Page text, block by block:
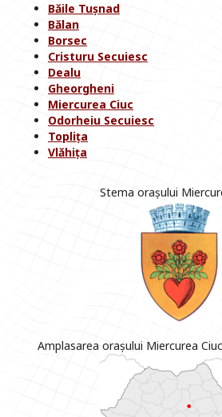
Băile Tușnad
Bălan
Borsec
Cristuru Secuiesc
Dealu
Gheorgheni
Miercurea Ciuc
Odorheiu Secuiesc
Toplița
Vlăhița
Stema orașului
Amplasarea orașului Miercurea